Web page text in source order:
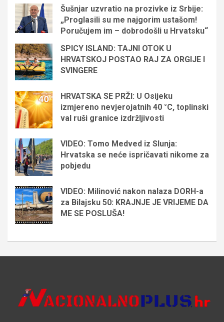
Šušnjar uzvratio na prozivke iz Srbije:
„Proglasili su me najgorim ustašom!
Poručujem im – dobrodošli u Hrvatsku“
SPICY ISLAND: TAJNI OTOK U
HRVATSKOJ POSTAO RAJ ZA ORGIJE I
SVINGERE
HRVATSKA SE PRŽI: U Osijeku
izmjereno nevjerojatnih 40 °C, toplinski
val ruši granice izdržljivosti
VIDEO: Tomo Medved iz Slunja:
Hrvatska se neće ispričavati nikome za
pobjedu
VIDEO: Milinović nakon nalaza DORH-a
za Bilajsku 50: KRAJNJE JE VRIJEME DA
ME SE POSLUŠA!